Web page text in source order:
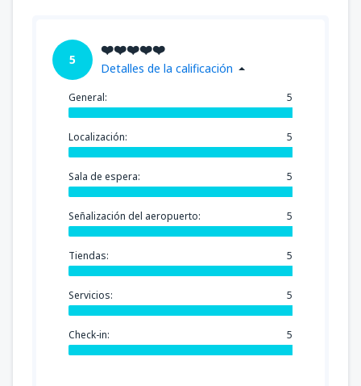
5
❤️❤️❤️❤️❤️
Detalles de la calificación
General: 5
Localización: 5
Sala de espera: 5
Señalización del aeropuerto: 5
Tiendas: 5
Servicios: 5
Check-in: 5